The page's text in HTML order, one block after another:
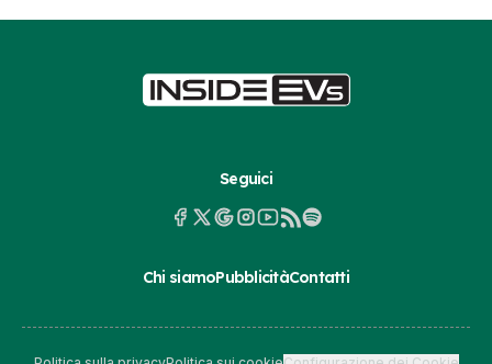
Seguici
Chi siamoPubblicitàContatti